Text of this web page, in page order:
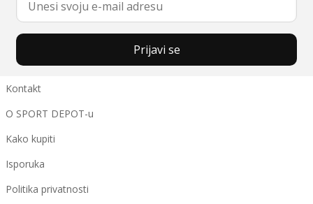
Prijavi se
Kontakt
O SPORT DEPOT-u
Kako kupiti
Isporuka
Politika privatnosti